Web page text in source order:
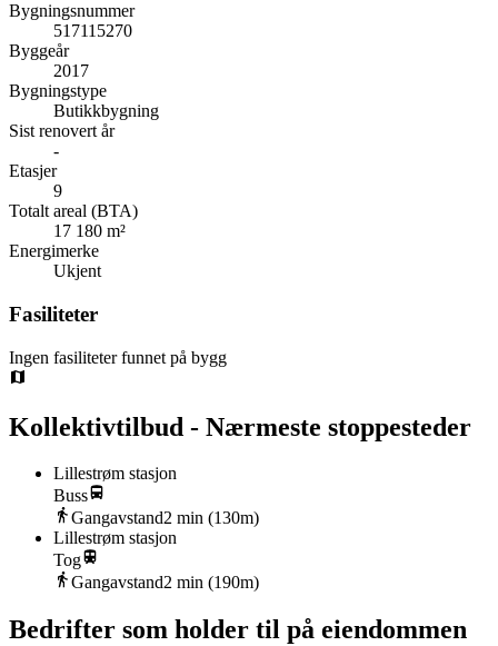
Bygningsnummer
517115270
Byggeår
2017
Bygningstype
Butikkbygning
Sist renovert år
-
Etasjer
9
Totalt areal (BTA)
17 180 m²
Energimerke
Ukjent
Fasiliteter
Ingen fasiliteter funnet på bygg
Kollektivtilbud - Nærmeste stoppesteder
Lillestrøm stasjon
Buss
Gangavstand2 min (130m)
Lillestrøm stasjon
Tog
Gangavstand2 min (190m)
Bedrifter som holder til på eiendommen